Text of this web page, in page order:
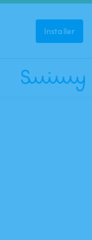
Installer